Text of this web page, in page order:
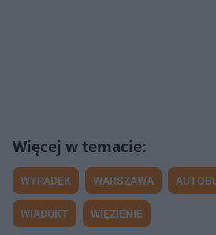
WYPADEK WARSZAWA
WIADUKT WIĘZIENIE